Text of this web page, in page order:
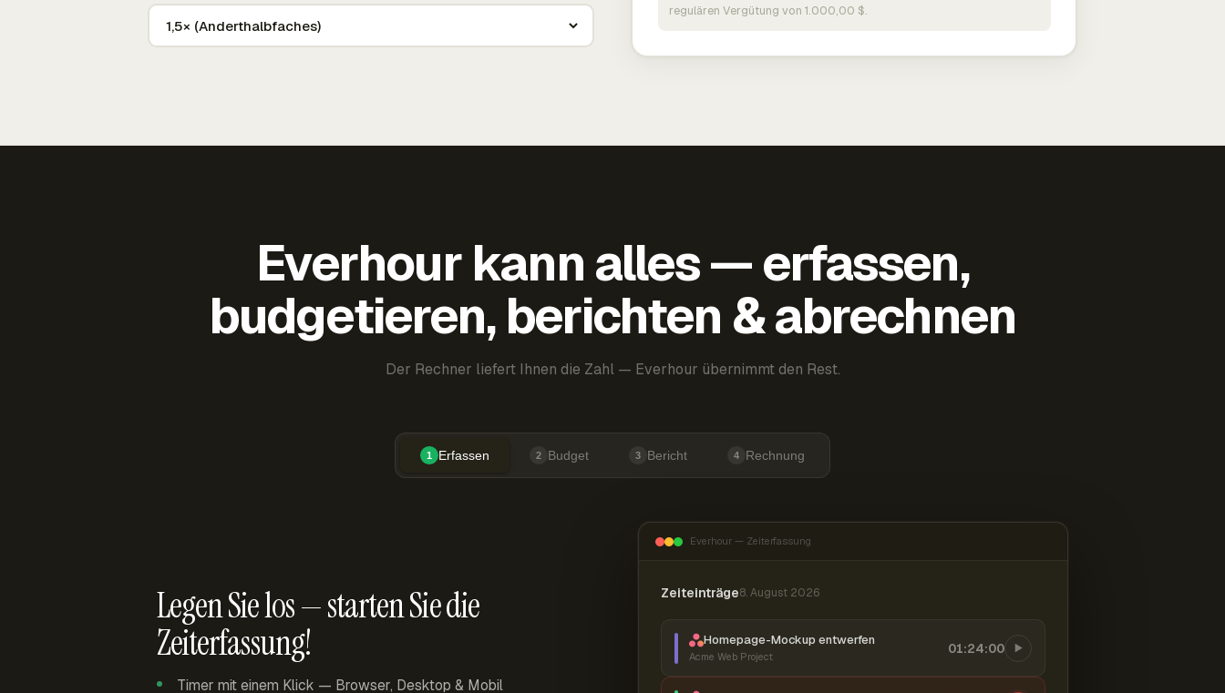
regulären Vergütung von 1.000,00 $.
Everhour kann alles — erfassen,
budgetieren, berichten & abrechnen
Der Rechner liefert Ihnen die Zahl — Everhour übernimmt den Rest.
1 Erfassen 2 Budget 3 Bericht 4 Rechnung
Legen Sie los — starten Sie die
Zeiterfassung!
Timer mit einem Klick — Browser, Desktop & Mobil
Everhour — Zeiterfassung
Zeiteinträge8. August 2026
Homepage-Mockup entwerfen
Acme Web Project
01:24:00